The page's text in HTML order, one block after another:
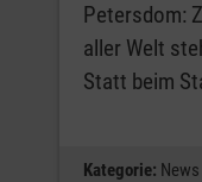
Petersdom:
aller Welt
Statt beim
Kategorie: